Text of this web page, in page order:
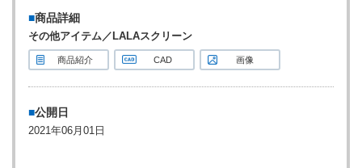
商品詳細
その他アイテム／LALAスクリーン
商品紹介 CAD 画像
公開日
2021年06月01日